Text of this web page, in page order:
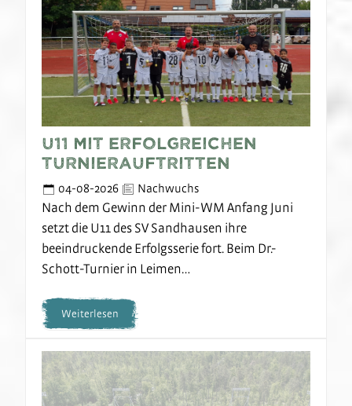
U11 mit erfolgreichen
Turnierauftritten
04-08-2026 Nachwuchs
Nach dem Gewinn der Mini-WM Anfang Juni
setzt die U11 des SV Sandhausen ihre
beeindruckende Erfolgsserie fort. Beim Dr.-
Schott-Turnier in Leimen…
Weiterlesen